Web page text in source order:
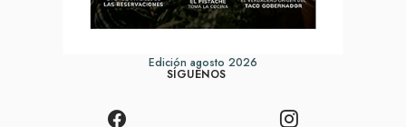
Edición agosto 2026
SÍGUENOS